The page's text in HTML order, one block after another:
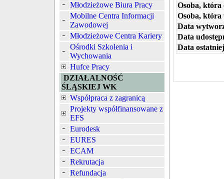
Młodzieżowe Biura Pracy
Mobilne Centra Informacji
Zawodowej
Młodzieżowe Centra Kariery
Ośrodki Szkolenia i
Wychowania
Hufce Pracy
DZIAŁALNOŚĆ
ŚLĄSKIEJ WK
Współpraca z zagranicą
Projekty współfinansowane z
EFS
Eurodesk
EURES
ECAM
Rekrutacja
Refundacja
Osoba, która
Osoba, która
Data
Data
Data